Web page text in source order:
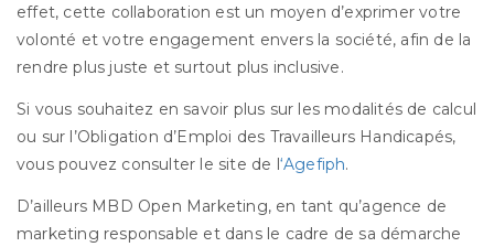
effet, cette collaboration est un moyen d’exprimer votre
volonté et votre engagement envers la société, afin de la
rendre plus juste et surtout plus inclusive.
Si vous souhaitez en savoir plus sur les modalités de calcul
ou sur l’Obligation d’Emploi des Travailleurs Handicapés,
vous pouvez consulter le site de l‘Agefiph.
D’ailleurs MBD Open Marketing, en tant qu’agence de
marketing responsable et dans le cadre de sa démarche